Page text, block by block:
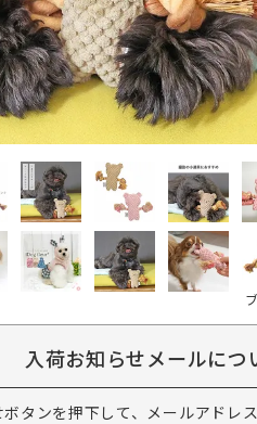
入荷お知らせメールにつ
タンを押下して、メールアドレ